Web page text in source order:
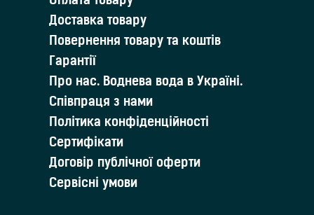
Доставка товару
Повернення товару та коштів
Гарантії
Про нас. Воднева вода в Україні.
Співпраця з нами
Політика конфіденційності
Сертифікати
Договір публічної оферти
Сервісні умови